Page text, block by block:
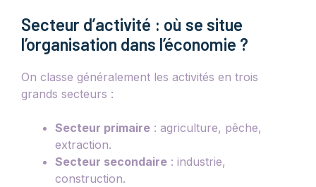
Secteur d’activité : où se situe
l’organisation dans l’économie ?
On classe généralement les activités en trois
grands secteurs :
Secteur primaire : agriculture, pêche,
extraction.
Secteur secondaire : industrie,
construction.